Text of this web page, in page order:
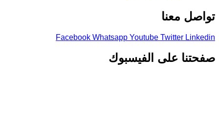
معنا
Facebook Whatsapp Youtube Twitter
على الفيسبوك